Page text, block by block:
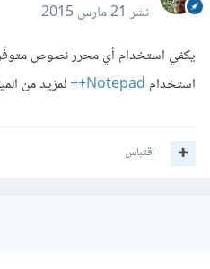
نشر21 مارس 2015
يكفي استخدام أي محرر نصوص متوفّر
استخدام Notepad++ لمزيد من
اقتباس